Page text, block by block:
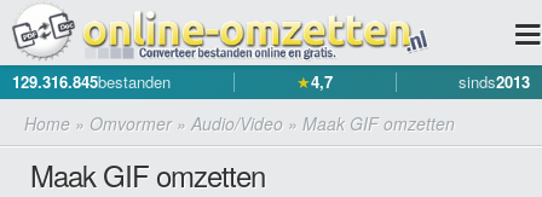
129.316.845bestanden ★4,7 sinds2013
Home » Omvormer» Audio/Video » Maak GIF omzetten
Maak GIF omzetten